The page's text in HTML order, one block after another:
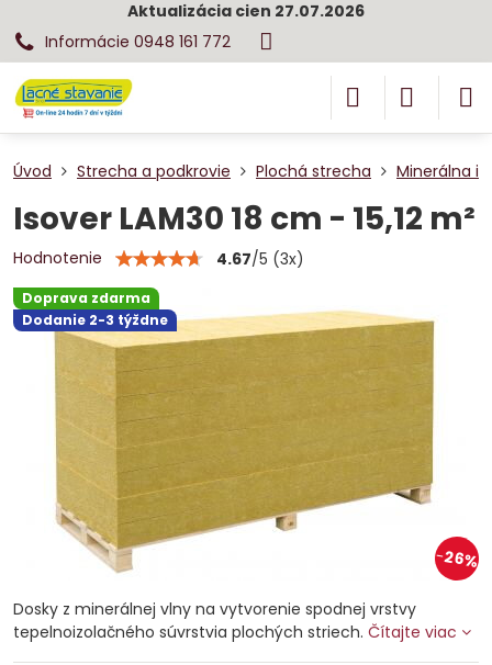
Aktualizácia cien 27.07.2026
Informácie 0948 161 772
Doprava zdarma
Dodanie 2-3 týždne
26%
Úvod Strecha a podkrovie Plochá strecha Minerálna
Isover LAM30 18 cm - 15,12 m²
Hodnotenie 4.67/5 (3x)
Dosky z minerálnej vlny na vytvorenie spodnej vrstvy
tepelnoizolačného súvrstvia plochých striech. Čítajte viac